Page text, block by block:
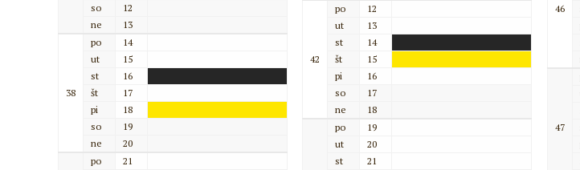
so
12
ne
13
38
po
14
ut
15
st
16
št
17
pi
18
so
19
ne
20
po
21
42
po
12
ut
13
st
14
št
15
pi
16
so
17
ne
18
po
19
ut
20
st
21
46
47